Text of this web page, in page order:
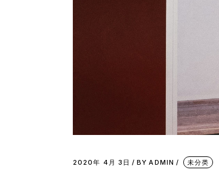
2020年 4月 3日 BY ADMIN 未分类